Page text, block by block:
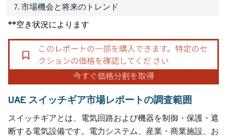
7. 市場機会と将来のトレンド
**空き状況によります
UAE スイッチギア市場レポートの調査範囲
スイッチギアとは、電気回路および機器を制御・保護・遮
断する電気設備です。電力システム、産業・商業施設、お